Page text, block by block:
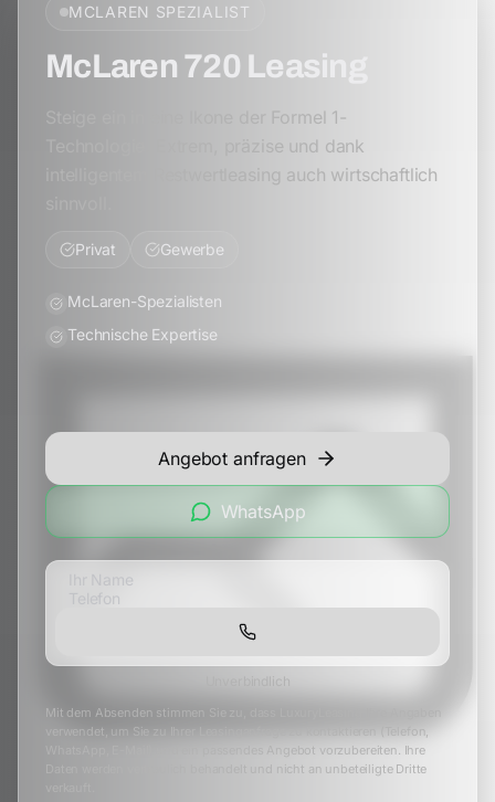
MCLAREN SPEZIALIST
McLaren 720 Leasing
Steige ein in eine Ikone der Formel 1-
Technologie. Extrem, präzise und dank
intelligentem Restwertleasing auch wirtschaftlich
Privat Gewerbe
McLaren-Spezialisten
Technische Expertise
Angebot anfragen
WhatsApp
Unverbindlich
Mit dem Absenden stimmen Sie zu, dass LuxuryLeasing Ihre Angaben
verwendet, um Sie zu Ihrer Leasinganfrage zu kontaktieren (Telefon,
WhatsApp, E-Mail) und ein passendes Angebot vorzubereiten. Ihre
Daten werden vertraulich behandelt und nicht an unbeteiligte Dritte